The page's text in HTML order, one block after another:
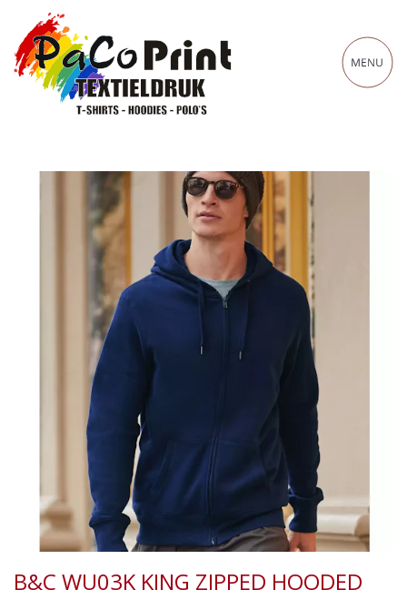
B&C WU03K KING ZIPPED HOODED